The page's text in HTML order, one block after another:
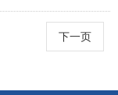
下一页